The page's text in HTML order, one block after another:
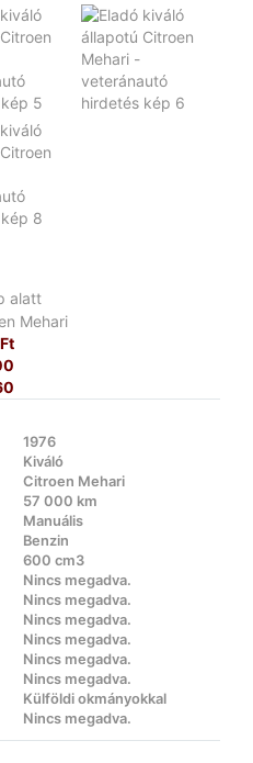
alatt
1976
Kiváló
Citroen Mehari
57 000 km
Manuális
Benzin
600 cm3
Nincs megadva.
Nincs megadva.
Nincs megadva.
Nincs megadva.
Nincs megadva.
Nincs megadva.
Külföldi okmányokkal
Nincs megadva.